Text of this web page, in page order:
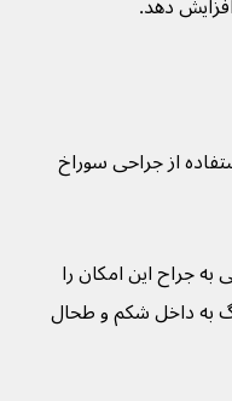
استفاده از جراحی سوراخ
به جراح این امکان را
به برش‌های بزرگ به داخل شکم و طحال